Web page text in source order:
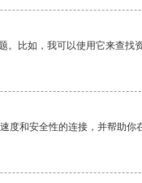
比如，我可以使用它来查找
度和安全性的连接，并帮助你